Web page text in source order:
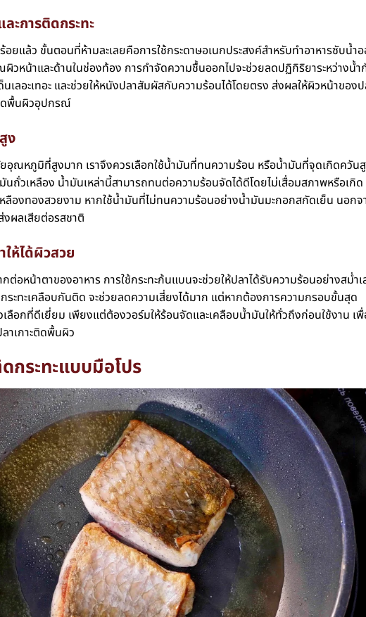
ะการติดกระทะ
อยแล้ว ขั้นตอนที่ห้ามละเลยคือการใช้กระดาษอเนกประสงค์สำหรับทำอาหารซับน้ำ
วหน้าและด้านในช่องท้อง การกำจัดความชื้นออกไปจะช่วยลดปฏิกิริยาระหว่างน้ำ
ลอะเทอะ และช่วยให้หนังปลาสัมผัสกับความร้อนได้โดยตรง ส่งผลให้ผิวหน้าของ
ดพื้นผิวอุปกรณ์
ง
อุณหภูมิที่สูงมาก เราจึงควรเลือกใช้น้ำมันที่ทนความร้อน หรือน้ำมันที่จุดเกิดควัน
ถั่วเหลือง น้ำมันเหล่านี้สามารถทนต่อความร้อนจัดได้ดีโดยไม่เสื่อมสภาพหรือเกิด
ลืองทองสวยงาม หากใช้น้ำมันที่ไม่ทนความร้อนอย่างน้ำมันมะกอกสกัดเย็น นอกจ
งผลเสียต่อรสชาติ
ให้ได้ผิวสวย
อหน้าตาของอาหาร การใช้กระทะก้นแบนจะช่วยให้ปลาได้รับความร้อนอย่างสม่ำ
ระทะเคลือบกันติด จะช่วยลดความเสี่ยงได้มาก แต่หากต้องการความกรอบขั้นสุด
เลือกที่ดีเยี่ยม เพียงแต่ต้องวอร์มให้ร้อนจัดและเคลือบน้ำมันให้ทั่วถึงก่อนใช้งาน เ
าเกาะติดพื้นผิว
กระทะแบบมือโปร